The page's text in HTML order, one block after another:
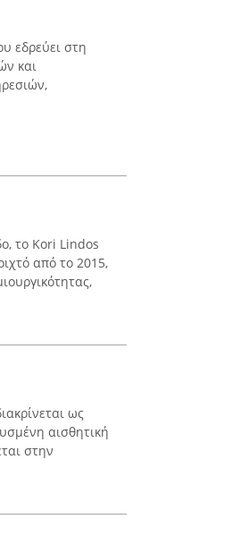
εδρεύει στη
και
το Kori Lindos
από το 2015,
ως
αισθητική
στην